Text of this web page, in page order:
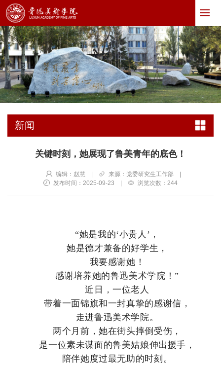
新闻
关键时刻，她展现了鲁美青年的底色！
编辑：赵慧 | 来源：党委研究生工作部
|
发布时间：2025-09-23
| 浏览次数： 244
“她是我的‘小贵人’，
她是德才兼备的好学生，
我要感谢她！
感谢培养她的鲁迅美术学院！”
近日，一位老人
带着一面锦旗和一封真挚的感谢信，
走进鲁迅美术学院。
两个月前，她在街头摔倒受伤，
是一位素未谋面的鲁美姑娘伸出援手，
陪伴她度过最无助的时刻。